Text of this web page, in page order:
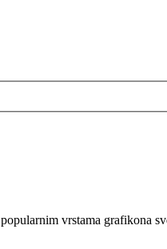
vrstama grafikona